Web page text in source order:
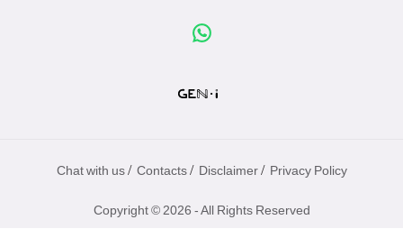
Chat with us / Contacts / Disclaimer / Privacy Policy
Copyright © 2026 - All Rights Reserved